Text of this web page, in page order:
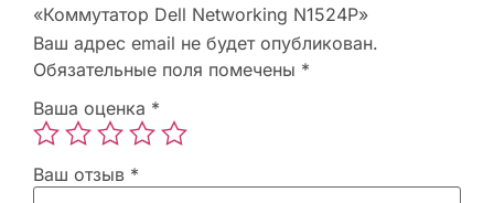
«Коммутатор Dell Networking N1524P»
Ваш адрес email не будет опубликован.
Обязательные поля помечены *
Ваша оценка *
Ваш отзыв *